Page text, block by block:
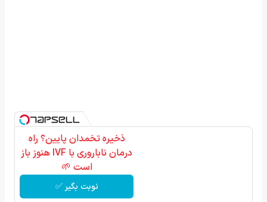
ذخیره تخمدان پایین؟ راه
درمان ناباروری با IVF هنوز باز
است 🌱
نوبت بگیر ✅